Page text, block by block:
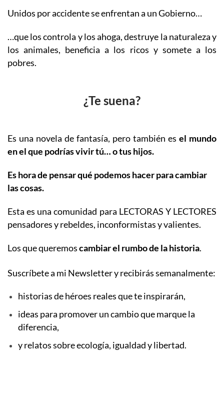
Unidos por accidente se enfrentan a un Gobierno…
…que los controla y los ahoga, destruye la naturaleza y
los animales, beneficia a los ricos y somete a los
pobres.
¿Te suena?
Es una novela de fantasía, pero también es el mundo
en el que podrías vivir tú… o tus hijos.
Es hora de pensar qué podemos hacer para cambiar
las cosas.
Esta es una comunidad para LECTORAS Y LECTORES
pensadores y rebeldes, inconformistas y valientes.
Los que queremoscambiar el rumbo de la historia.
Suscríbete a mi Newsletter y recibirás semanalmente:
historias de héroes reales que te inspirarán,
ideas para promover un cambio que marque la
diferencia,
y relatos sobre ecología, igualdad y libertad.